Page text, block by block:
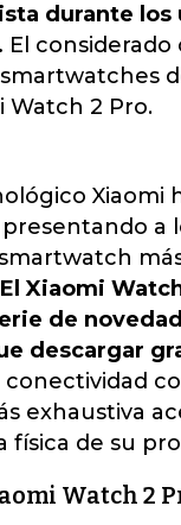
durante los
El
Watch 2 Pro.
Xiaomi
a
El Xiaomi
de
descargar
conectividad
exhaustiva
física de su
Watch 2